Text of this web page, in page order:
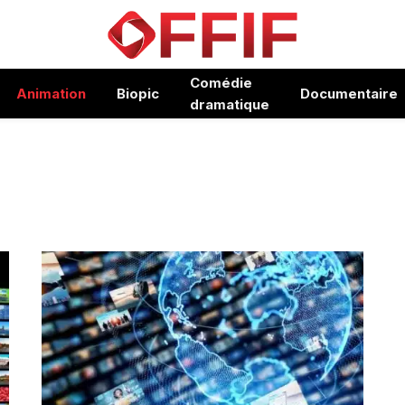
Animation Biopic
Comédie
dramatique
Documentaire